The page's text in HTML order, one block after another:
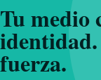
Tu medio
fuerza.